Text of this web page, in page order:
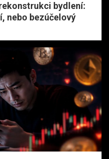
bydlení:
nebo bezúčelový